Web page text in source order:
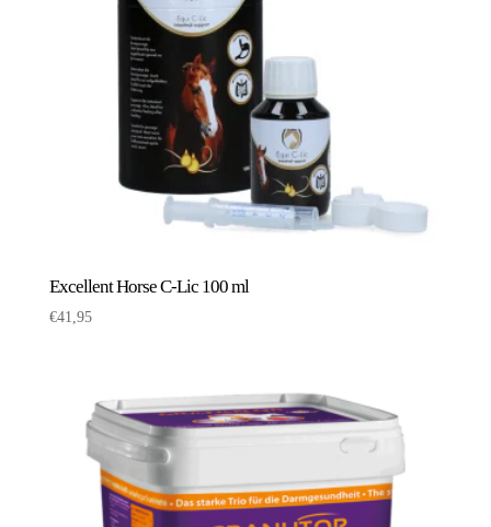
Excellent Horse C-Lic 100 ml
€41,95